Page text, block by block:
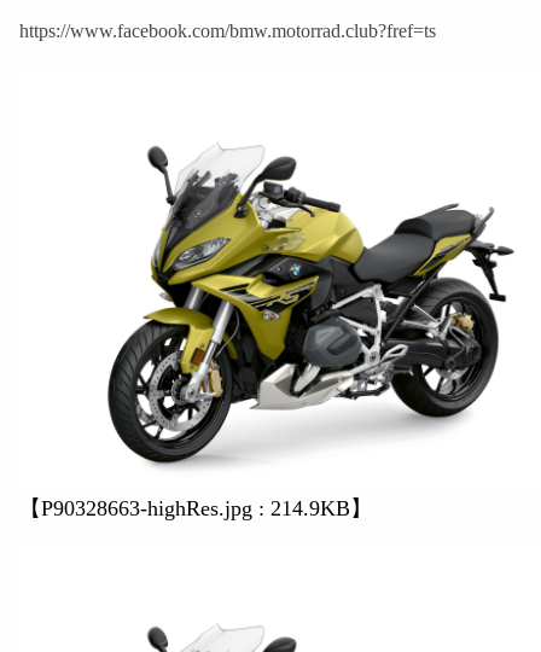
https://www.facebook.com/bmw.motorrad.club?fref=ts
【P90328663-highRes.jpg : 214.9KB】